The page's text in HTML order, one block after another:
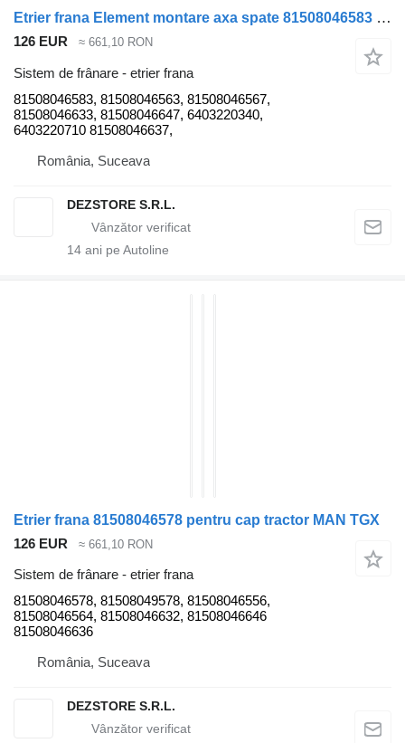
Etrier frana Element montare axa spate 81508046583 pentru cap tractor MAN TGX
126 EUR ≈ 661,10 RON
Sistem de frânare - etrier frana
81508046583, 81508046563, 81508046567,
81508046633, 81508046647, 6403220340,
6403220710 81508046637,
România, Suceava
DEZSTORE S.R.L.
14 ani pe Autoline
Etrier frana 81508046578 pentru cap tractor MAN TGX
126 EUR
≈ 661,10 RON
Sistem de frânare - etrier frana
81508046578, 81508049578, 81508046556,
81508046564, 81508046632, 81508046646
81508046636
România, Suceava
DEZSTORE S.R.L.